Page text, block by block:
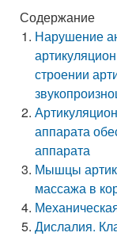
Содержание
Нарушение
строении
аппарата
аппарата
Мышцы
массажа в
Дислалия.